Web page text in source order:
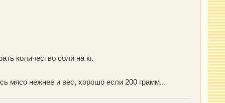
количество соли на кг.
мясо нежнее и вес, хорошо если 200 грамм...